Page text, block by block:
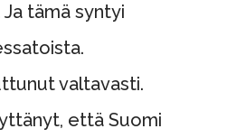
Ja tämä syntyi
valtavasti.
että Suomi